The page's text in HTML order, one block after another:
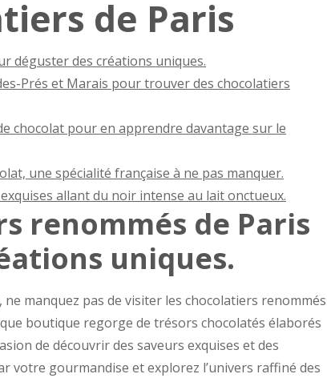
de Paris
déguster des créations uniques.
Prés et Marais pour trouver des chocolatiers
chocolat pour en apprendre davantage sur le
une spécialité française à ne pas manquer.
allant du noir intense au lait onctueux.
renommés de Paris
uniques.
manquez pas de visiter les chocolatiers renommés
boutique regorge de trésors chocolatés élaborés
de découvrir des saveurs exquises et des
votre gourmandise et explorez l’univers raffiné des